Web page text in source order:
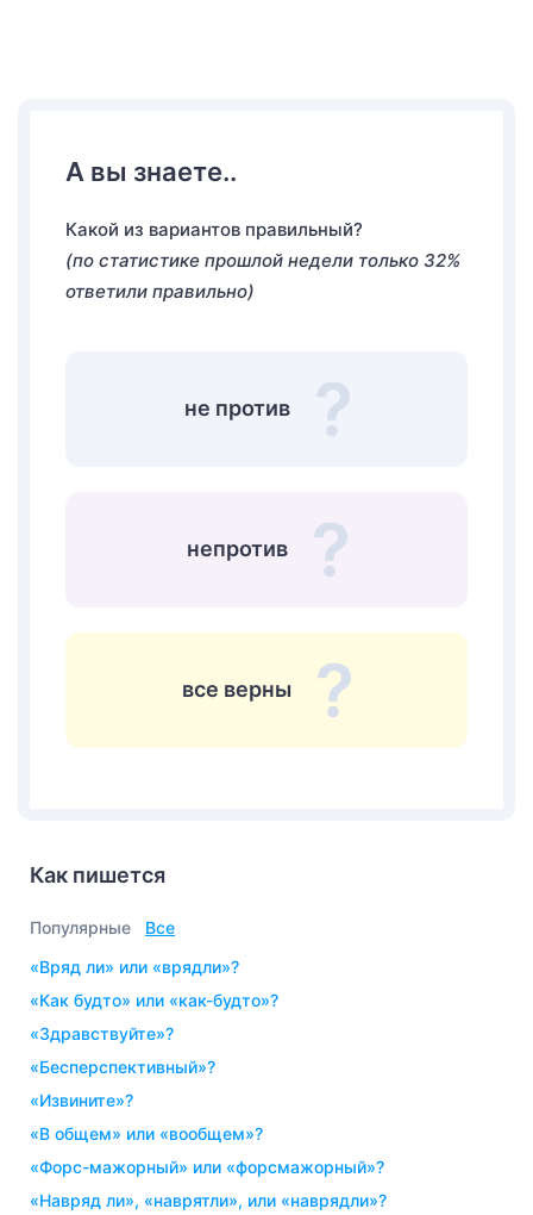
А вы знаете..
Какой из вариантов правильный?
(по статистике прошлой недели только 32%
ответили правильно)
не против
непротив
все верны
Как пишется
Популярные
Все
«вряд ли» или «врядли»?
«как будто» или «как-будто»?
«здравствуйте»?
«бесперспективный»?
«извините»?
«в общем» или «вообщем»?
«форс-мажорный» или «форсмажорный»?
«навряд ли», «наврятли», или «наврядли»?